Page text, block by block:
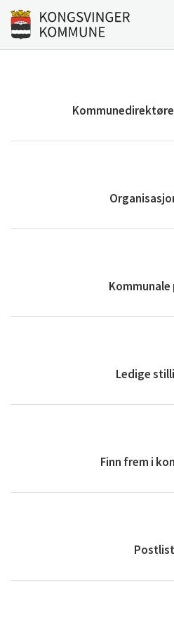
Til innhold
Gå til forsiden
Kommunale
Ledige
Finn frem i